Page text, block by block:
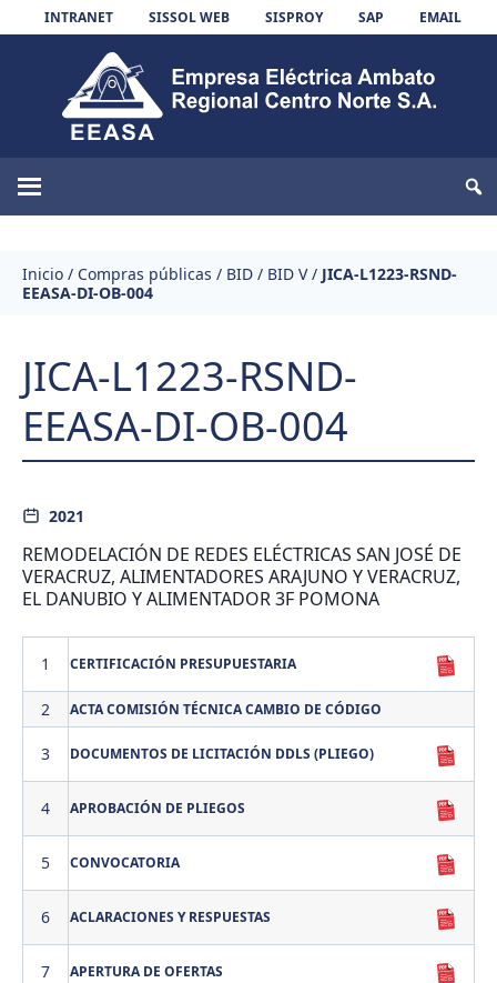
Skip to content
INTRANET SISSOL WEB SISPROY SAP EMAIL
EEASA
Inicio / Compras públicas / BID / BID V/ JICA-L1223-RSND-
EEASA-DI-OB-004
JICA-L1223-RSND-
EEASA-DI-OB-004
2021
REMODELACIÓN DE REDES ELÉCTRICAS SAN JOSÉ DE
VERACRUZ, ALIMENTADORES ARAJUNO Y VERACRUZ,
EL DANUBIO Y ALIMENTADOR 3F POMONA
1 CERTIFICACIÓN PRESUPUESTARIA
2 ACTA COMISIÓN TÉCNICA CAMBIO DE CÓDIGO
3 DOCUMENTOS DE LICITACIÓN DDLS (PLIEGO)
4 APROBACIÓN DE PLIEGOS
5 CONVOCATORIA
6 ACLARACIONES Y RESPUESTAS
7 APERTURA DE OFERTAS